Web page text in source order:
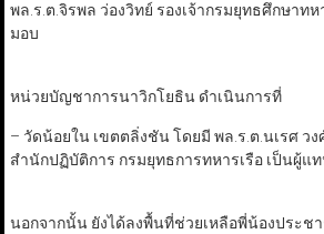
พล.ร.ต.จิรพล ว่องวิทย์ รองเจ้ากรมยุทธศึกษาท
มอบ
หน่วยบัญชาการนาวิกโยธิน ดำเนินการที่
– วัดน้อยใน เขตตลิ่งชัน โดยมี พล.ร.ต.นเรศ ว
สำนักปฏิบัติการ กรมยุทธการทหารเรือ เป็นผู้แ
นอกจากนั้น ยังได้ลงพื้นที่ช่วยเหลือพี่น้องประช